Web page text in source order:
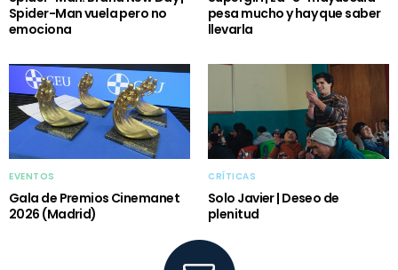
Spider-Man vuela pero no
emociona
pesa mucho y hay que saber
llevarla
EVENTOS
Gala de Premios Cinemanet
2026 (Madrid)
CRÍTICAS
Solo Javier | Deseo de
plenitud